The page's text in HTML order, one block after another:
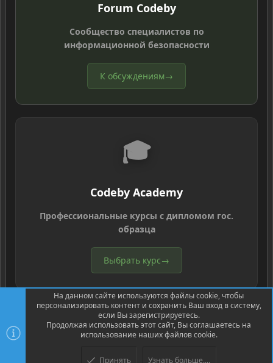
Forum Codeby
Сообщество специалистов по
информационной безопасности
К обсуждениям→
🎓
Codeby Academy
Профессиональные курсы с дипломом гос.
образца
Выбрать курс→
Community platform by XenForo ® © 2010-2026 XenForo Ltd.